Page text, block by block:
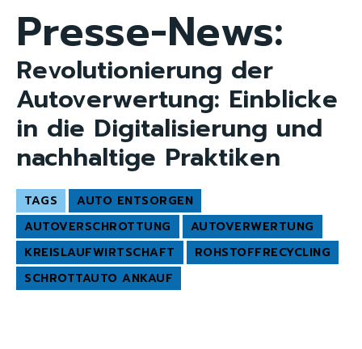
Presse-News:
Revolutionierung der
Autoverwertung: Einblicke
in die Digitalisierung und
nachhaltige Praktiken
TAGS
AUTO ENTSORGEN
AUTOVERSCHROTTUNG
AUTOVERWERTUNG
KREISLAUFWIRTSCHAFT
ROHSTOFFRECYCLING
SCHROTTAUTO ANKAUF